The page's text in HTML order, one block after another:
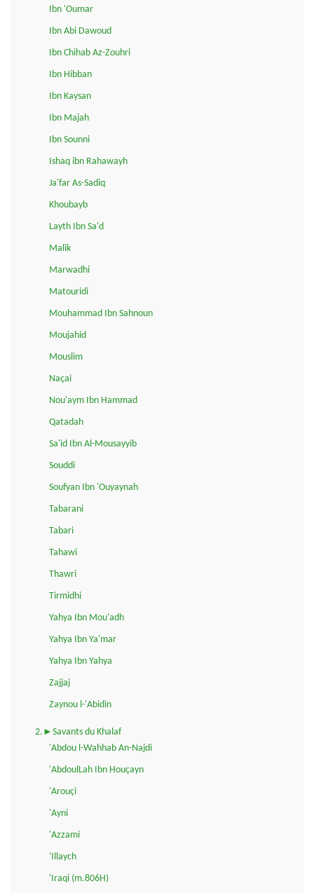
Ibn 'Oumar
Ibn Abi Dawoud
Ibn Chihab Az-Zouhri
Ibn Hibban
Ibn Kaysan
Ibn Majah
Ibn Sounni
Ishaq ibn Rahawayh
Ja'far As-Sadiq
Khoubayb
Layth Ibn Sa'd
Malik
Marwadhi
Matouridi
Mouhammad Ibn Sahnoun
Moujahid
Mouslim
Naçai
Nou'aym Ibn Hammad
Qatadah
Sa'id Ibn Al-Mousayyib
Souddi
Soufyan Ibn 'Ouyaynah
Tabarani
Tabari
Tahawi
Thawri
Tirmidhi
Yahya Ibn Mou'adh
Yahya Ibn Ya'mar
Yahya Ibn Yahya
Zajjaj
Zaynou l-'Abidin
2.►Savants du Khalaf
'Abdou l-Wahhab An-Najdi
'AbdoulLah Ibn Houçayn
'Arouçi
'Ayni
'Azzami
'Illaych
'Iraqi (m.806H)